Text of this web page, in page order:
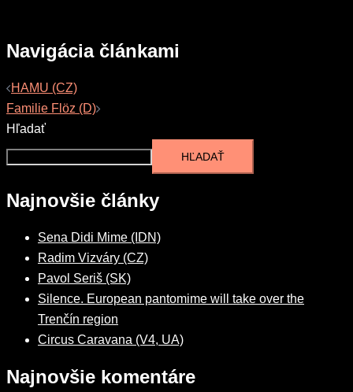
Navigácia článkami
HAMU (CZ)
Familie Flöz (D)
Hľadať
HĽADAŤ
Najnovšie články
Sena Didi Mime (IDN)
Radim Vizváry (CZ)
Pavol Seriš (SK)
Silence. European pantomime will take over the
Trenčín region
Circus Caravana (V4, UA)
Najnovšie komentáre